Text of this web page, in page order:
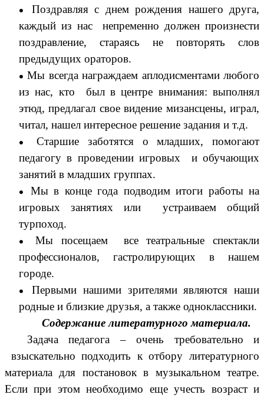
Поздравляя с днем рождения нашего друга,
каждый из нас непременно должен произнести
поздравление, стараясь не повторять слов
предыдущих ораторов.
Мы всегда награждаем аплодисментами любого
из нас, кто был в центре внимания: выполнял
этюд, предлагал свое видение мизансцены, играл,
читал, нашел интересное решение задания и т.д.
Старшие заботятся о младших, помогают
педагогу в проведении игровых и обучающих
занятий в младших группах.
Мы в конце года подводим итоги работы на
игровых занятиях или устраиваем общий
турпоход.
Мы посещаем все театральные спектакли
профессионалов, гастролирующих в нашем
городе.
Первыми нашими зрителями являются наши
родные и близкие друзья, а также одноклассники.
Содержание литературного материала.
Задача педагога – очень требовательно и
взыскательно подходить к отбору литературного
материала для постановок в музыкальном театре.
Если при этом необходимо еще учесть возраст и